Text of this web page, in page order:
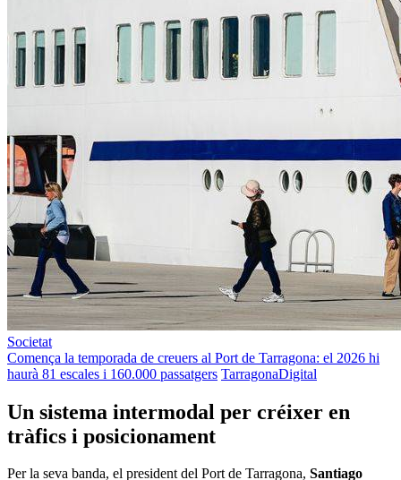
Societat
Comença la temporada de creuers al Port de Tarragona: el 2026 hi
haurà 81 escales i 160.000 passatgers TarragonaDigital
Un sistema intermodal per créixer en
tràfics i posicionament
Per la seva banda, el president del Port de Tarragona, Santiago